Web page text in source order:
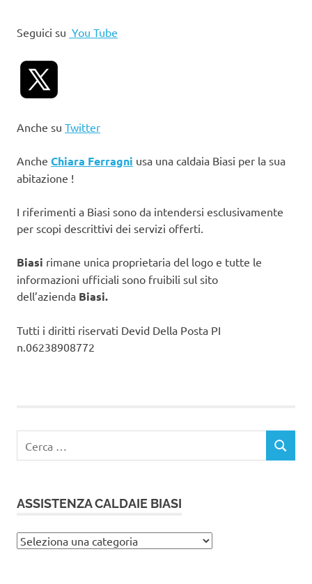
Seguici su You Tube
Anche su Twitter
Anche Chiara Ferragni usa una caldaia Biasi per la sua
abitazione !
I riferimenti a Biasi sono da intendersi esclusivamente
per scopi descrittivi dei servizi offerti.
Biasi rimane unica proprietaria del logo e tutte le
informazioni ufficiali sono fruibili sul sito
dell’azienda Biasi.
Tutti i diritti riservati Devid Della Posta PI
n.06238908772
per:
CERCA
ASSISTENZA CALDAIE BIASI
Assistenza